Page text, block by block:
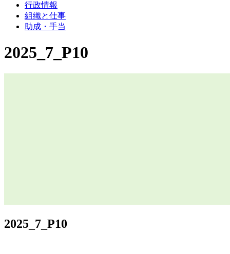
行政情報
組織と仕事
助成・手当
2025_7_P10
2025_7_P10